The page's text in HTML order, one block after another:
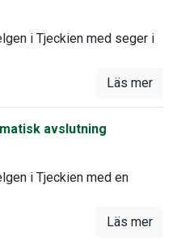
i Tjeckien med seger i
Läs mer
avslutning
i Tjeckien med en
Läs mer